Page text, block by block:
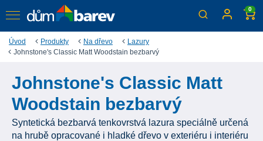
0
Úvod Produkty Na dřevo
Lazury
Johnstone's Classic Matt Woodstain bezbarvý
Johnstone's Classic Matt
Woodstain bezbarvý
Syntetická bezbarvá tenkovrstvá lazura speciálně určená
na hrubě opracované i hladké dřevo v exteriéru i interiéru